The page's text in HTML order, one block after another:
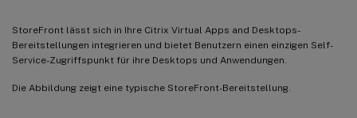
StoreFront lässt sich in Ihre Citrix Virtual Apps and Desktops-
Bereitstellungen integrieren und bietet Benutzern einen einzigen Self-
Service-Zugriffspunkt für ihre Desktops und Anwendungen.
Die Abbildung zeigt eine typische StoreFront-Bereitstellung.